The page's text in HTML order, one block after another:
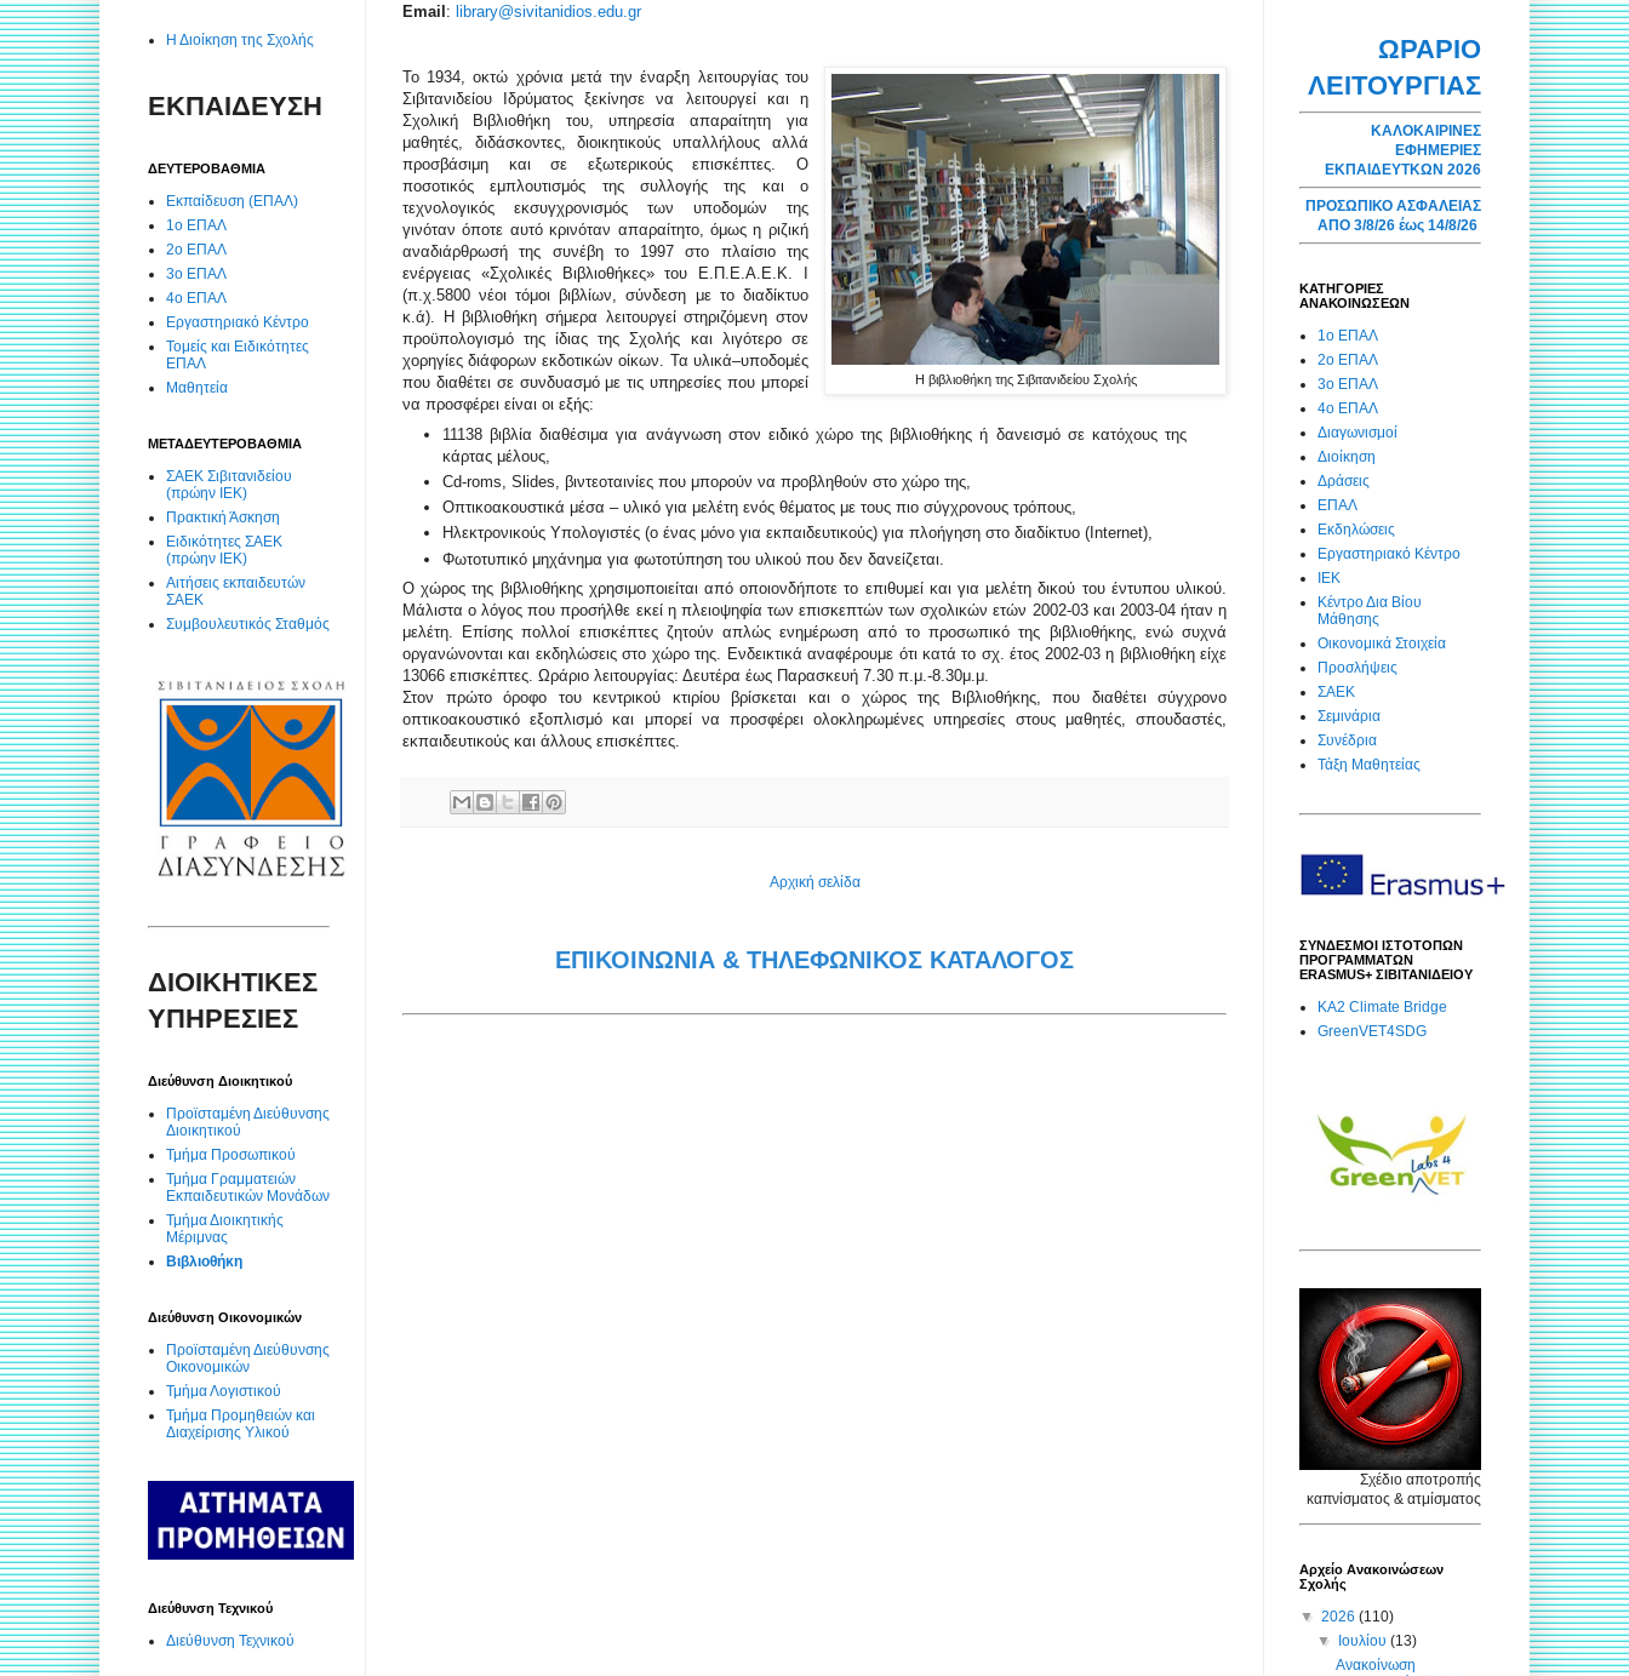
Email : library@sivitanidios.edu.gr
Η βιβλιοθήκη της Σιβιτανιδείου Σχολής
Το 1934, οκτώ χρόνια μετά την έναρξη λειτουργίας του
Σιβιτανιδείου Ιδρύματος ξεκίνησε να λειτουργεί και η
Σχολική Βιβλιοθήκη του, υπηρεσία απαραίτητη για
μαθητές, διδάσκοντες, διοικητικούς υπαλλήλους αλλά
προσβάσιμη και σε εξωτερικούς επισκέπτες. Ο
ποσοτικός εμπλουτισμός της συλλογής της και ο
τεχνολογικός εκσυγχρονισμός των υποδομών της
γινόταν όποτε αυτό κρινόταν απαραίτητο, όμως η ριζική
αναδιάρθρωσή της συνέβη το 1997 στο πλαίσιο της
ενέργειας «Σχολικές Βιβλιοθήκες» του Ε.Π.Ε.Α.Ε.Κ. Ι
(π.χ.5800 νέοι τόμοι βιβλίων, σύνδεση με το διαδίκτυο
κ.ά). Η βιβλιοθήκη σήμερα λειτουργεί στηριζόμενη στον
προϋπολογισμό της ίδιας της Σχολής και λιγότερο σε
χορηγίες διάφορων εκδοτικών οίκων. Τα υλικά–υποδομές
που διαθέτει σε συνδυασμό με τις υπηρεσίες που μπορεί
να προσφέρει είναι οι εξής:
11138 βιβλία διαθέσιμα για ανάγνωση στον ειδικό χώρο της βιβλιοθήκης ή δανεισμό σε κατόχους της
κάρτας μέλους,
Cd-roms, Slides, βιντεοταινίες που μπορούν να προβληθούν στο χώρο της,
Οπτικοακουστικά μέσα – υλικό για μελέτη ενός θέματος με τους πιο σύγχρονους τρόπους,
Ηλεκτρονικούς Υπολογιστές (ο ένας μόνο για εκπαιδευτικούς) για πλοήγηση στο διαδίκτυο (Internet),
Φωτοτυπικό μηχάνημα για φωτοτύπηση του υλικού που δεν δανείζεται.
Ο χώρος της βιβλιοθήκης χρησιμοποιείται από οποιονδήποτε το επιθυμεί και για μελέτη δικού του έντυπου υλικού.
Μάλιστα ο λόγος που προσήλθε εκεί η πλειοψηφία των επισκεπτών των σχολικών ετών 2002-03 και 2003-04 ήταν η
μελέτη. Επίσης πολλοί επισκέπτες ζητούν απλώς ενημέρωση από το προσωπικό της βιβλιοθήκης, ενώ συχνά
οργανώνονται και εκδηλώσεις στο χώρο της. Ενδεικτικά αναφέρουμε ότι κατά το σχ. έτος 2002-03 η βιβλιοθήκη είχε
13066 επισκέπτες. Ωράριο λειτουργίας: Δευτέρα έως Παρασκευή 7.30 π.μ.-8.30μ.μ.
Στον πρώτο όροφο του κεντρικού κτιρίου βρίσκεται και ο χώρος της Βιβλιοθήκης, που διαθέτει σύγχρονο
οπτικοακουστικό εξοπλισμό και μπορεί να προσφέρει ολοκληρωμένες υπηρεσίες στους μαθητές, σπουδαστές,
εκπαιδευτικούς και άλλους επισκέπτες.
Αρχική σελίδα
ΕΠΙΚΟΙΝΩΝΙΑ & ΤΗΛΕΦΩΝΙΚΟΣ ΚΑΤΑΛΟΓΟΣ
Η Διοίκηση της Σχολής
ΕΚΠΑΙΔΕΥΣΗ
ΔΕΥΤΕΡΟΒΑΘΜΙΑ
Εκπαίδευση (ΕΠΑΛ)
1ο ΕΠΑΛ
2ο ΕΠΑΛ
3ο ΕΠΑΛ
4ο ΕΠΑΛ
Εργαστηριακό Κέντρο
Τομείς και Ειδικότητες
ΕΠΑΛ
Μαθητεία
ΜΕΤΑΔΕΥΤΕΡΟΒΑΘΜΙΑ
ΣΑΕΚ Σιβιτανιδείου
(πρώην ΙΕΚ)
Πρακτική Άσκηση
Ειδικότητες ΣΑΕΚ
(πρώην ΙΕΚ)
Αιτήσεις εκπαιδευτών
ΣΑΕΚ
Συμβουλευτικός Σταθμός
ΔΙΟΙΚΗΤΙΚΕΣ
ΥΠΗΡΕΣΙΕΣ
Διεύθυνση Διοικητικού
Προϊσταμένη Διεύθυνσης
Διοικητικού
Τμήμα Προσωπικού
Τμήμα Γραμματειών
Εκπαιδευτικών Μονάδων
Τμήμα Διοικητικής
Μέριμνας
Βιβλιοθήκη
Διεύθυνση Οικονομικών
Προϊσταμένη Διεύθυνσης
Οικονομικών
Τμήμα Λογιστικού
Τμήμα Προμηθειών και
Διαχείρισης Υλικού
Διεύθυνση Τεχνικού
Διεύθυνση Τεχνικού
ΩΡΑΡΙΟ
ΛΕΙΤΟΥΡΓΙΑΣ
ΚΑΛΟΚΑΙΡΙΝΕΣ
ΕΦΗΜΕΡΙΕΣ
ΕΚΠΑΙΔΕΥΤΚΩΝ 2026
ΠΡΟΣΩΠΙΚΟ ΑΣΦΑΛΕΙΑΣ
ΑΠΟ 3/8/26 έως 14/8/26
ΚΑΤΗΓΟΡΙΕΣ
ΑΝΑΚΟΙΝΩΣΕΩΝ
1ο ΕΠΑΛ
2ο ΕΠΑΛ
3ο ΕΠΑΛ
4ο ΕΠΑΛ
Διαγωνισμοί
Διοίκηση
Δράσεις
ΕΠΑΛ
Εκδηλώσεις
Εργαστηριακό Κέντρο
ΙΕΚ
Κέντρο Δια Βίου
Μάθησης
Οικονομικά Στοιχεία
Προσλήψεις
ΣΑΕΚ
Σεμινάρια
Συνέδρια
Τάξη Μαθητείας
ΣΥΝΔΕΣΜΟΙ ΙΣΤΟΤΟΠΩΝ
ΠΡΟΓΡΑΜΜΑΤΩΝ
ERASMUS+ ΣΙΒΙΤΑΝΙΔΕΙΟΥ
KA2 Climate Bridge
GreenVET4SDG
Σχέδιο αποτροπής
καπνίσματος & ατμίσματος
Αρχείο Ανακοινώσεων
Σχολής
▼ 2026 (110)
▼ Ιουλίου(13)
Ανακοίνωση